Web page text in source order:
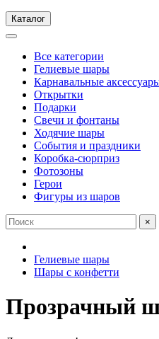
Каталог
Все категории
Гелиевые шары
Карнавальные
Открытки
Подарки
Свечи и фонтаны
Ходячие шары
События и праздники
Коробка-сюрприз
Фотозоны
Герои
Фигуры из шаров
×
Гелиевые шары
Шары с конфетти
Прозрачный